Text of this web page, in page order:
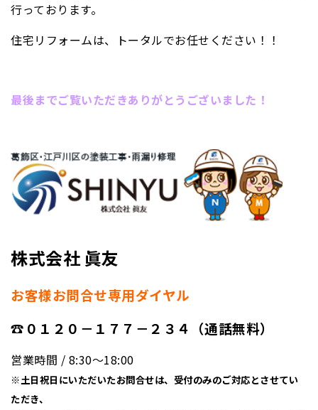
行っております。
住宅リフォームは、トータルでお任せください！！
最後までご覧いただきありがとうございました！
株式会社 眞友
お客様お問合せ専用ダイヤル
☎０１２０－１７７－２３４（通話無料）
営業時間 / 8:30〜18:00
※土日祝日にいただいたお問合せは、受付のみのご対応とさせてい
ただき、